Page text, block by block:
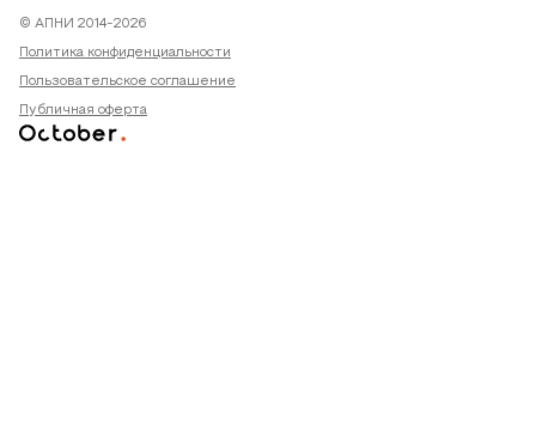
© АПНИ 2014-2026
Политика конфиденциальности
Пользовательское соглашение
Публичная оферта